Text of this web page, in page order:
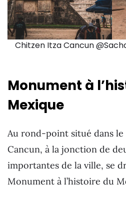
Chitzen Itza Cancun
Monument à
Mexique
Au rond-point situé dans
Cancun, à la jonction de
importantes de la ville, se
Monument à l’histoire du